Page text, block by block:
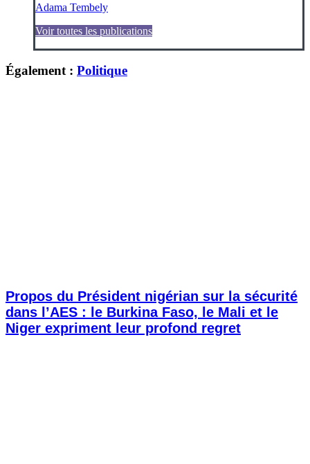
Adama Tembely
Voir toutes les publications
Également : Politique
Propos du Président nigérian sur la sécurité
dans l’AES : le Burkina Faso, le Mali et le
Niger expriment leur profond regret